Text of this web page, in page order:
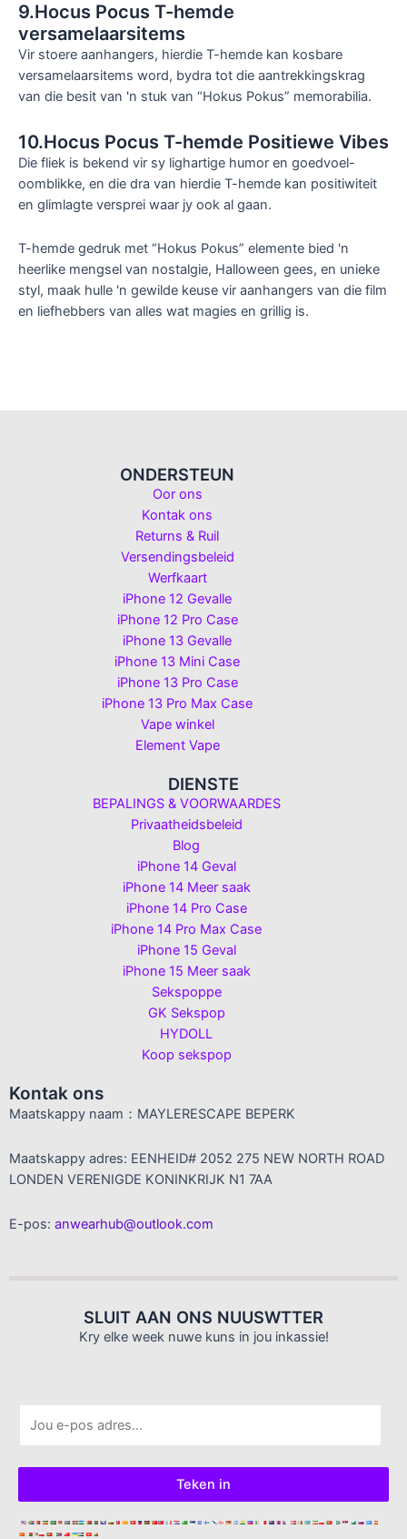
9.Hocus Pocus T-hemde
versamelaarsitems
Vir stoere aanhangers, hierdie T-hemde kan kosbare
versamelaarsitems word, bydra tot die aantrekkingskrag
van die besit van 'n stuk van “Hokus Pokus” memorabilia.
10.Hocus Pocus T-hemde Positiewe Vibes
Die fliek is bekend vir sy lighartige humor en goedvoel-
oomblikke, en die dra van hierdie T-hemde kan positiwiteit
en glimlagte versprei waar jy ook al gaan.
T-hemde gedruk met “Hokus Pokus” elemente bied 'n
heerlike mengsel van nostalgie, Halloween gees, en unieke
styl, maak hulle 'n gewilde keuse vir aanhangers van die film
en liefhebbers van alles wat magies en grillig is.
ONDERSTEUN
Oor ons
Kontak ons
Returns & Ruil
Versendingsbeleid
Werfkaart
iPhone 12 Gevalle
iPhone 12 Pro Case
iPhone 13 Gevalle
iPhone 13 Mini Case
iPhone 13 Pro Case
iPhone 13 Pro Max Case
Vape winkel
Element Vape
DIENSTE
BEPALINGS & VOORWAARDES
Privaatheidsbeleid
Blog
iPhone 14 Geval
iPhone 14 Meer saak
iPhone 14 Pro Case
iPhone 14 Pro Max Case
iPhone 15 Geval
iPhone 15 Meer saak
Sekspoppe
GK Sekspop
HYDOLL
Koop sekspop
Kontak ons
Maatskappy naam：MAYLERESCAPE BEPERK
Maatskappy adres: EENHEID# 2052 275 NEW NORTH ROAD
LONDEN VERENIGDE KONINKRIJK N1 7AA
E-pos: anwearhub@outlook.com
SLUIT AAN ONS NUUSWTTER
Kry elke week nuwe kuns in jou inkassie!
s
*
Teken in